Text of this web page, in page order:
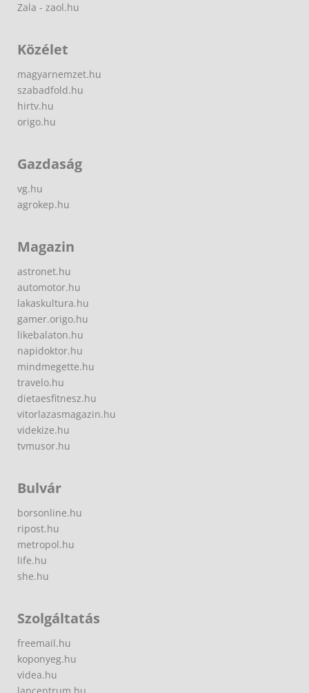
Zala - zaol.hu
Közélet
magyarnemzet.hu
szabadfold.hu
hirtv.hu
origo.hu
Gazdaság
vg.hu
agrokep.hu
Magazin
astronet.hu
automotor.hu
lakaskultura.hu
gamer.origo.hu
likebalaton.hu
napidoktor.hu
mindmegette.hu
travelo.hu
dietaesfitnesz.hu
vitorlazasmagazin.hu
videkize.hu
tvmusor.hu
Bulvár
borsonline.hu
ripost.hu
metropol.hu
life.hu
she.hu
Szolgáltatás
freemail.hu
koponyeg.hu
videa.hu